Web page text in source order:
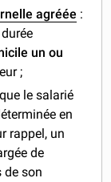
agréée :
un ou
;
le salarié
en
rappel, un
de
de son